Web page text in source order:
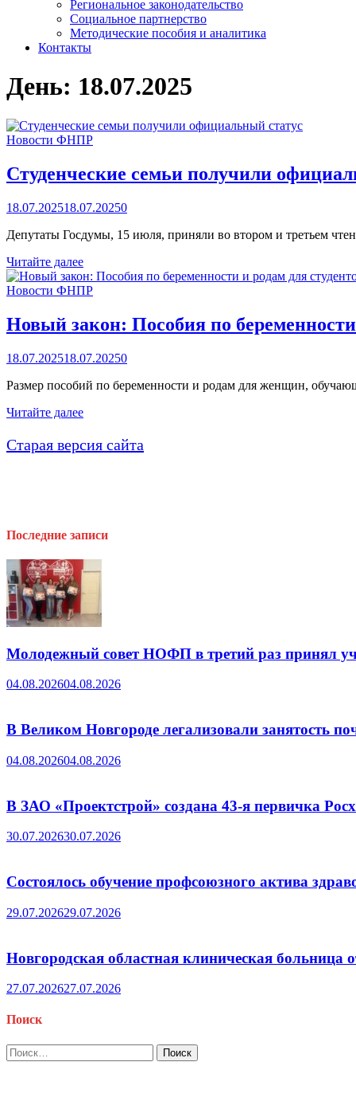
Региональное законодательство
Социальное партнерство
Методические пособия и аналитика
Контакты
День: 18.07.2025
Новости ФНПР
Студенческие семьи получили
18.07.202518.07.20250
Депутаты Госдумы, 15 июля, приняли во втором и третьем
Студенческие
семьи
получили
статус
Читайте далее
Новости ФНПР
Новый закон: Пособия по
18.07.202518.07.20250
Размер пособий по беременности и родам для женщин,
Новый
Пособия
по
увеличили
Читайте далее
Старая версия сайта
Последние записи
Молодежный совет НОФП в третий раз принял
04.08.202604.08.2026
В Великом Новгороде легализовали занятость
04.08.202604.08.2026
В ЗАО «Проектстрой» создана 43-я первичка
30.07.202630.07.2026
Состоялось обучение профсоюзного актива
29.07.202629.07.2026
Новгородская областная клиническая больница
27.07.202627.07.2026
Поиск
Найти: